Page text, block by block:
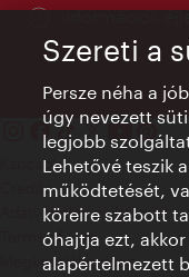
Információk
Kapcsolat
Credits
Adatvédelmi nyilatkozat
Terms of Use
Megközelíthetőség
Szereti a
Persze néha a
úgy nevezett
legjobb
Lehetővé teszik
működtetését,
köreire szabott
óhajtja ezt,
alapértelmezett